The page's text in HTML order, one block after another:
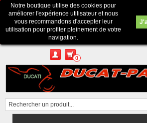
Appelez-nous au :Pour tous renseignements :
depuis le formulaire de contact ou sur
0
Notre boutique utilise des cookies pour
améliorer l'expérience utilisateur et nous
vous recommandons d'accepter leur
utilisation pour profiter pleinement de votre
navigation.